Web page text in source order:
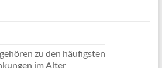
zu den häufigsten
im Alter